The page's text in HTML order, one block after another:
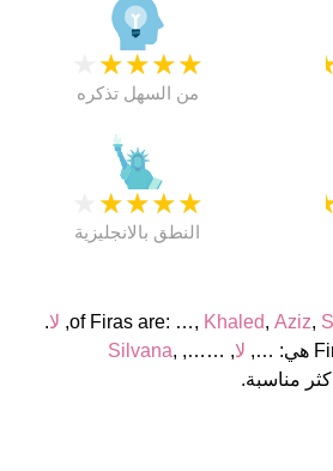
★
★
★
★
من السهل تذكره
★
★
★
★
النطق بالانجليزية
Khaled, Aziz,
, لا.
لا, ……,
Silvana,
مناسبة.